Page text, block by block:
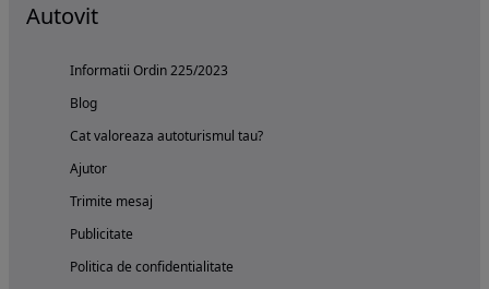
Autovit
Informatii Ordin 225/2023
Blog
Cat valoreaza autoturismul tau?
Ajutor
Trimite mesaj
Publicitate
Politica de confidentialitate